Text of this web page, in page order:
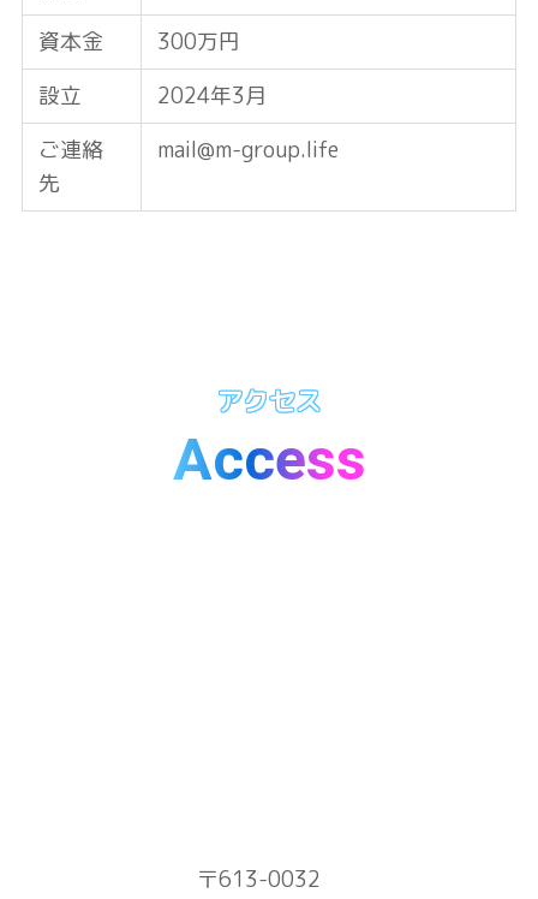
資本金
300万円
設立
2024年3月
ご連絡
先
mail@m-group.life
アクセス
Access
〒613-0032